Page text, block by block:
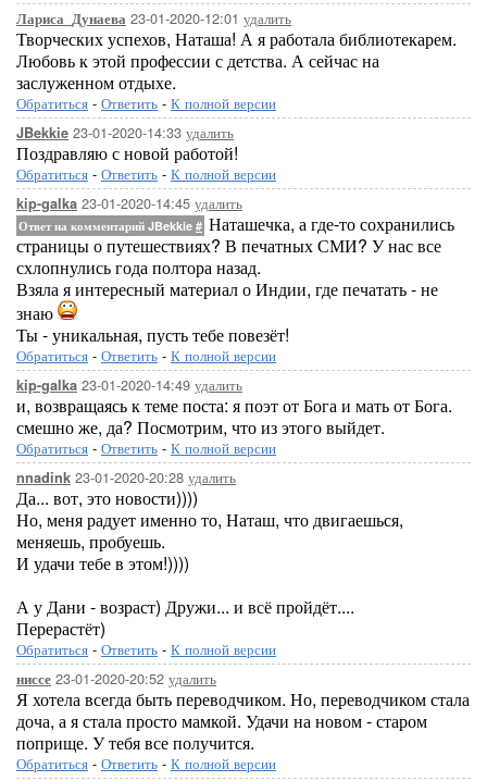
Лариса_Дунаева 23-01-2020-12:01 удалить
Творческих успехов, Наташа! А я работала библиотекарем.
Любовь к этой профессии с детства. А сейчас на
заслуженном отдыхе.
Обратиться - Ответить - К полной версии
JBekkie 23-01-2020-14:33 удалить
Поздравляю с новой работой!
Обратиться - Ответить - К полной версии
kip-galka 23-01-2020-14:45 удалить
Ответ на комментарий JBekkie # Наташечка, а где-то сохранились
страницы о путешествиях? В печатных СМИ? У нас все
схлопнулись года полтора назад.
Взяла я интересный материал о Индии, где печатать - не
знаю
Ты - уникальная, пусть тебе повезёт!
Обратиться - Ответить - К полной версии
kip-galka 23-01-2020-14:49 удалить
и, возвращаясь к теме поста: я поэт от Бога и мать от Бога.
смешно же, да? Посмотрим, что из этого выйдет.
Обратиться - Ответить - К полной версии
nnadink 23-01-2020-20:28 удалить
Да... вот, это новости))))
Но, меня радует именно то, Наташ, что двигаешься,
меняешь, пробуешь.
И удачи тебе в этом!))))
А у Дани - возраст) Дружи... и всё пройдёт....
Перерастёт)
Обратиться - Ответить - К полной версии
ниссе 23-01-2020-20:52 удалить
Я хотела всегда быть переводчиком. Но, переводчиком стала
доча, а я стала просто мамкой. Удачи на новом - старом
поприще. У тебя все получится.
Обратиться - Ответить - К полной версии